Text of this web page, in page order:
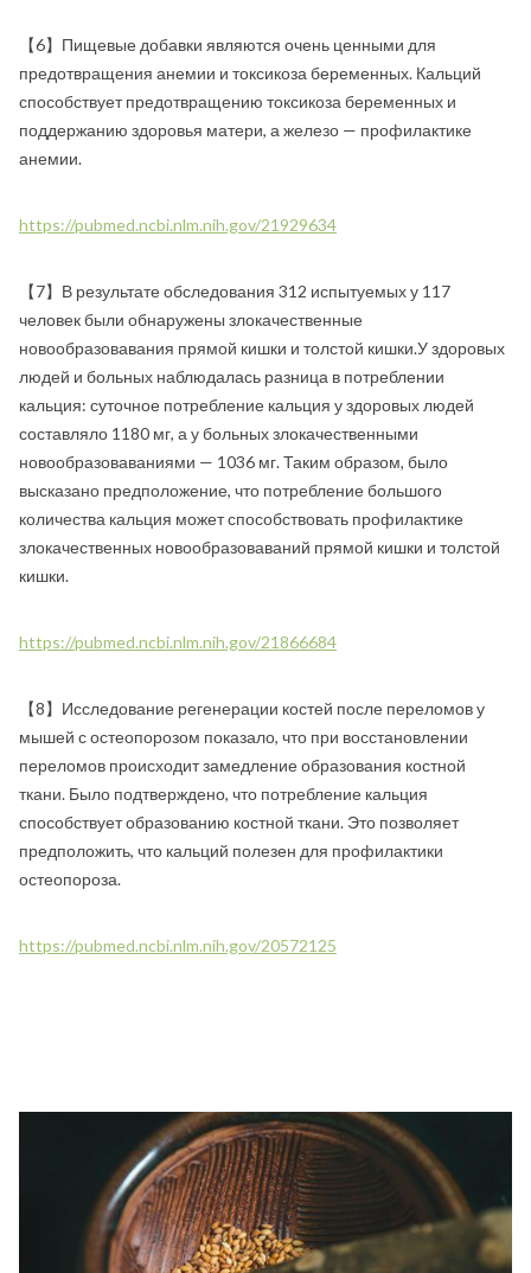
【6】Пищевые добавки являются очень ценными для
предотвращения анемии и токсикоза беременных. Кальций
способствует предотвращению токсикоза беременных и
поддержанию здоровья матери, а железо — профилактике
анемии.
https://pubmed.ncbi.nlm.nih.gov/21929634
【7】В результате обследования 312 испытуемых у 117
человек были обнаружены злокачественные
новообразовавания прямой кишки и толстой кишки.У здоровых
людей и больных наблюдалась разница в потреблении
кальция: суточное потребление кальция у здоровых людей
составляло 1180 мг, а у больных злокачественными
новообразоваваниями — 1036 мг. Таким образом, было
высказано предположение, что потребление большого
количества кальция может способствовать профилактике
злокачественных новообразоваваний прямой кишки и толстой
кишки.
https://pubmed.ncbi.nlm.nih.gov/21866684
【8】Исследование регенерации костей после переломов у
мышей с остеопорозом показало, что при восстановлении
переломов происходит замедление образования костной
ткани. Было подтверждено, что потребление кальция
способствует образованию костной ткани. Это позволяет
предположить, что кальций полезен для профилактики
остеопороза.
https://pubmed.ncbi.nlm.nih.gov/20572125